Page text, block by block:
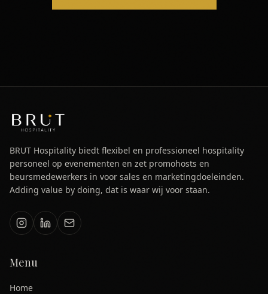
BRUT Hospitality biedt flexibel en professioneel hospitality
personeel op evenementen en zet promohosts en
beursmedewerkers in voor sales en marketingdoeleinden.
Adding value by doing, dat is waar wij voor staan.
Menu
Home